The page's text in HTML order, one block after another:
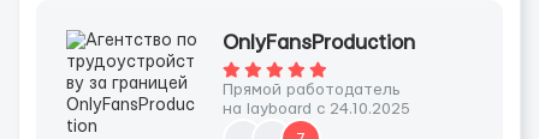
OnlyFansProduction
Прямой работодатель
на layboard с 24.10.2025